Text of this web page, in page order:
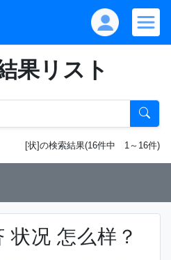
果リスト
[状]の検索結果(16件中 1～16件)
状况 怎么样？